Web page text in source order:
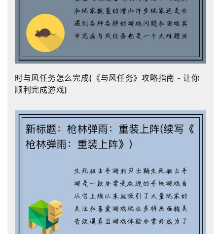
时与风任务怎么完成(《与风任务》攻略指南 - 让你
顺利完成游戏)